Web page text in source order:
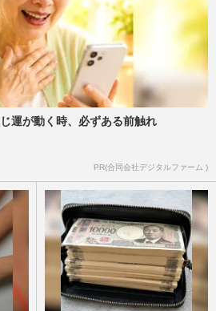
と八村塁「夢のコラボ」に期待、
スの“切れ者”オーナーがNBAレ
買収でファン騒然
2025/6/25
『SLAMDUNK』作者に「ありが
運が動く時、必ずある前触れ
PR(合同会社デジタルファーム )